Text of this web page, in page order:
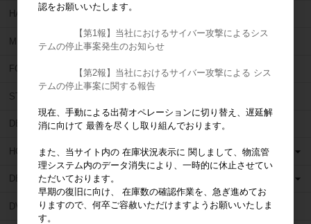
HAHNENKRATT (ハーネンクラット)
MIRROR GEAR (ミラーギア)
FORUM (フォーラム)
STAR DENTAL (スターデンタル)
DEN TOUCH (デンタッチ)
HORICO (ホリコ)
DEDECO (デデコ)
DVA (ディーヴイエー)
認をお願いいたします。
【第1報】当社におけるサイバー攻撃によるシス
テムの停止事案発生のお知らせ
【第2報】当社におけるサイバー攻撃による シス
テムの停止事案に関する報告
現在、手動による出荷オペレーションに切り替え、遅延解
消に向けて 最善を尽くし取り組んでおります。
また、当サイト内の 在庫状況表示に 関しまして、物流管
理システム内のデータ消失により、一時的に休止させてい
ただいております。
早期の復旧に向け、 在庫数の確認作業を、急ぎ進めてお
りますので、何卒ご容赦いただけますようお願いいたしま
す。